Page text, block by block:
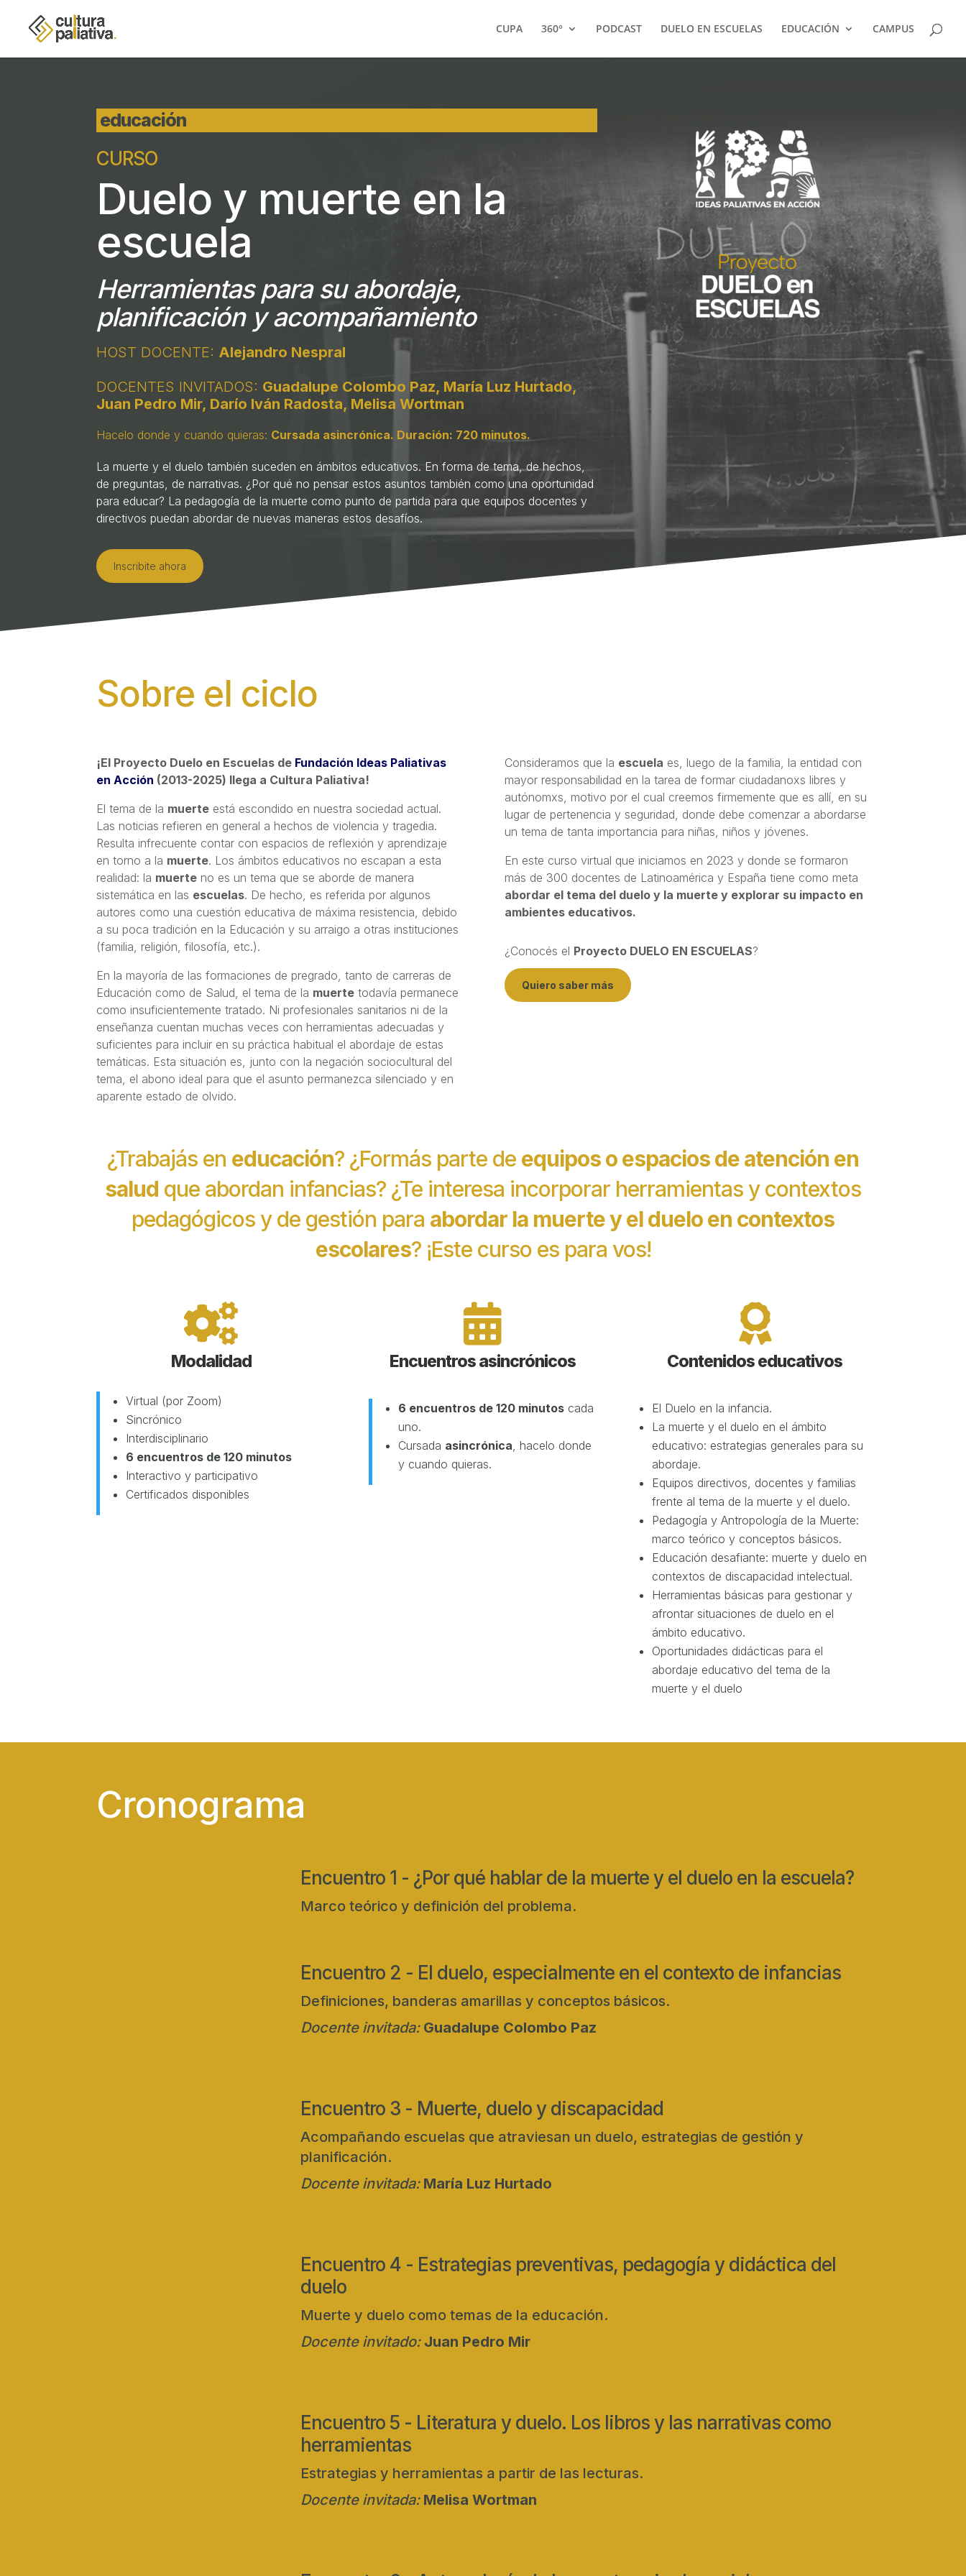
CUPA 360° PODCAST DUELO EN ESCUELAS EDUCACIÓN CAMPUS
educación
CURSO
Duelo y muerte en la
escuela
Herramientas para su abordaje,
planificación y acompañamiento
HOST DOCENTE: Alejandro Nespral
DOCENTES INVITADOS: Guadalupe Colombo Paz, María Luz Hurtado,
Juan Pedro Mir, Darío Iván Radosta, Melisa Wortman
Hacelo donde y cuando quieras: Cursada asincrónica. Duración: 720 minutos.
La muerte y el duelo también suceden en ámbitos educativos. En forma de tema, de hechos,
de preguntas, de narrativas. ¿Por qué no pensar estos asuntos también como una oportunidad
para educar? La pedagogía de la muerte como punto de partida para que equipos docentes y
directivos puedan abordar de nuevas maneras estos desafíos.
Inscribite ahora
Sobre el ciclo
¡El Proyecto Duelo en Escuelas de Fundación Ideas Paliativas
en Acción (2013-2025) llega a Cultura Paliativa!
El tema de la muerte está escondido en nuestra sociedad actual.
Las noticias refieren en general a hechos de violencia y tragedia.
Resulta infrecuente contar con espacios de reflexión y aprendizaje
en torno a la muerte. Los ámbitos educativos no escapan a esta
realidad: la muerte no es un tema que se aborde de manera
sistemática en las escuelas. De hecho, es referida por algunos
autores como una cuestión educativa de máxima resistencia, debido
a su poca tradición en la Educación y su arraigo a otras instituciones
(familia, religión, filosofía, etc.).
En la mayoría de las formaciones de pregrado, tanto de carreras de
Educación como de Salud, el tema de la muerte todavía permanece
como insuficientemente tratado. Ni profesionales sanitarios ni de la
enseñanza cuentan muchas veces con herramientas adecuadas y
suficientes para incluir en su práctica habitual el abordaje de estas
temáticas. Esta situación es, junto con la negación sociocultural del
tema, el abono ideal para que el asunto permanezca silenciado y en
aparente estado de olvido.
Consideramos que la escuela es, luego de la familia, la entidad con
mayor responsabilidad en la tarea de formar ciudadanoxs libres y
autónomxs, motivo por el cual creemos firmemente que es allí, en su
lugar de pertenencia y seguridad, donde debe comenzar a abordarse
un tema de tanta importancia para niñas, niños y jóvenes.
En este curso virtual que iniciamos en 2023 y donde se formaron
más de 300 docentes de Latinoamérica y España tiene como meta
abordar el tema del duelo y la muerte y explorar su impacto en
ambientes educativos.
¿Conocés el Proyecto DUELO EN ESCUELAS?
Quiero saber más
¿Trabajás en educación? ¿Formás parte de equipos o espacios de atención en
salud que abordan infancias? ¿Te interesa incorporar herramientas y contextos
pedagógicos y de gestión para abordar la muerte y el duelo en contextos
escolares? ¡Este curso es para vos!

Modalidad
Virtual (por Zoom)
Sincrónico
Interdisciplinario
6 encuentros de 120 minutos
Interactivo y participativo
Certificados disponibles

Encuentros asincrónicos
6 encuentros de 120 minutoscada
uno.
Cursada asincrónica, hacelo donde
y cuando quieras.

Contenidos educativos
El Duelo en la infancia.
La muerte y el duelo en el ámbito
educativo: estrategias generales para su
abordaje.
Equipos directivos, docentes y familias
frente al tema de la muerte y el duelo.
Pedagogía y Antropología de la Muerte:
marco teórico y conceptos básicos.
Educación desafiante: muerte y duelo en
contextos de discapacidad intelectual.
Herramientas básicas para gestionar y
afrontar situaciones de duelo en el
ámbito educativo.
Oportunidades didácticas para el
abordaje educativo del tema de la
muerte y el duelo
Cronograma
Encuentro 1 - ¿Por qué hablar de la muerte y el duelo en la escuela?
Marco teórico y definición del problema.
Encuentro 2 - El duelo, especialmente en el contexto de infancias
Definiciones, banderas amarillas y conceptos básicos.
Docente invitada: Guadalupe Colombo Paz
Encuentro 3 - Muerte, duelo y discapacidad
Acompañando escuelas que atraviesan un duelo, estrategias de gestión y
planificación.
Docente invitada: María Luz Hurtado
Encuentro 4 - Estrategias preventivas, pedagogía y didáctica del
duelo
Muerte y duelo como temas de la educación.
Docente invitado: Juan Pedro Mir
Encuentro 5 - Literatura y duelo. Los libros y las narrativas como
herramientas
Estrategias y herramientas a partir de las lecturas.
Docente invitada: Melisa Wortman